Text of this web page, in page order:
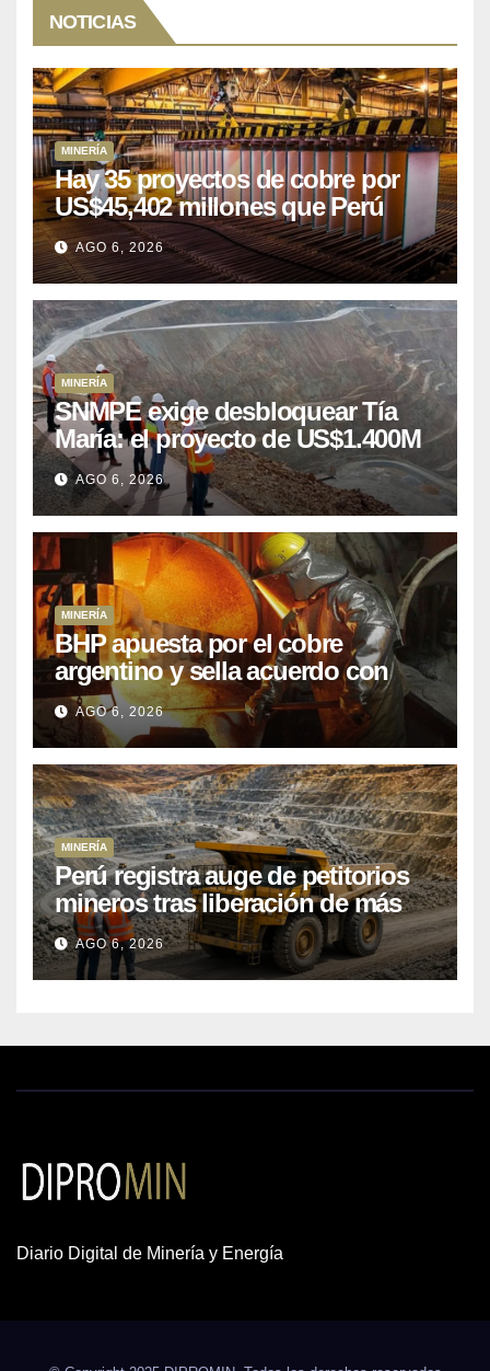
NOTICIAS
MINERÍA
Hay 35 proyectos de cobre por
US$45,402 millones que Perú
puede aprovechar
AGO 6, 2026
MINERÍA
SNMPE exige desbloquear Tía
María: el proyecto de US$1.400M
que Perú lleva 15 años
posponiendo
AGO 6, 2026
MINERÍA
BHP apuesta por el cobre
argentino y sella acuerdo con
Kobrea para siete proyecto
AGO 6, 2026
MINERÍA
Perú registra auge de petitorios
mineros tras liberación de más
de mil concesiones para explorar
cobre y oro
AGO 6, 2026
Diario Digital de Minería y Energía